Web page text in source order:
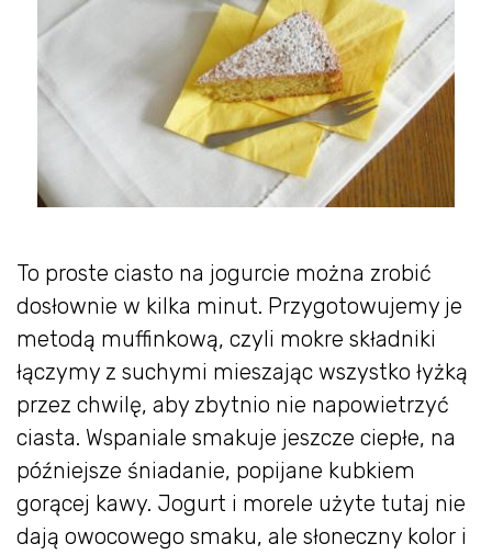
To proste ciasto na jogurcie można zrobić
dosłownie w kilka minut. Przygotowujemy je
metodą muffinkową, czyli mokre składniki
łączymy z suchymi mieszając wszystko łyżką
przez chwilę, aby zbytnio nie napowietrzyć
ciasta. Wspaniale smakuje jeszcze ciepłe, na
późniejsze śniadanie, popijane kubkiem
gorącej kawy. Jogurt i morele użyte tutaj nie
dają owocowego smaku, ale słoneczny kolor i